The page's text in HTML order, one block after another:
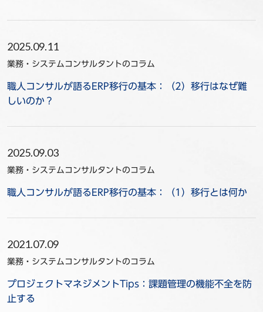
2025.09.11
業務・システムコンサルタントのコラム
職人コンサルが語るERP移行の基本：（2）移行はなぜ難
しいのか？
2025.09.03
業務・システムコンサルタントのコラム
職人コンサルが語るERP移行の基本：（1）移行とは何か
2021.07.09
業務・システムコンサルタントのコラム
プロジェクトマネジメントTips：課題管理の機能不全を防
止する